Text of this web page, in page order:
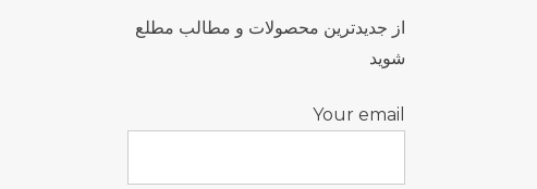
از جدیدترین محصولات و مطالب مطلع
شوید
Your email